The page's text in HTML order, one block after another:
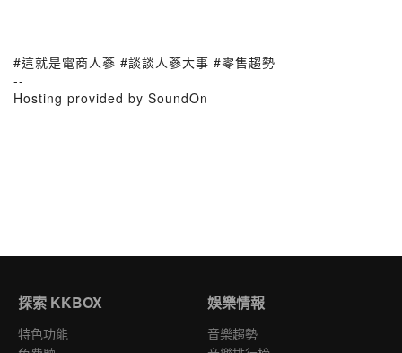
#這就是電商人蔘 #談談人蔘大事 #零售趨勢
--
Hosting provided by SoundOn
探索 KKBOX
特色功能
娛樂情報
音樂趨勢